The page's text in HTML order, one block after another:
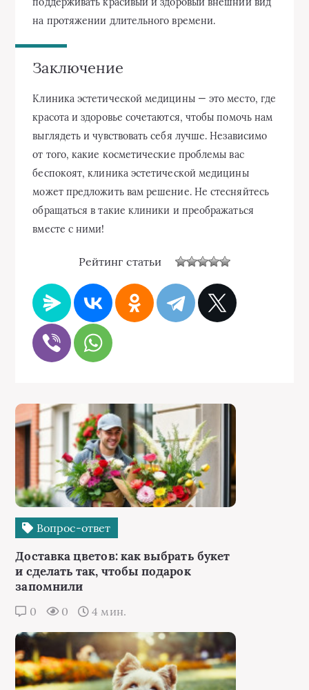
на протяжении длительного времени.
Заключение
Клиника эстетической медицины — это место, где
красота и здоровье сочетаются, чтобы помочь нам
выглядеть и чувствовать себя лучше. Независимо
от того, какие косметические проблемы вас
беспокоят, клиника эстетической медицины
может предложить вам решение. Не стесняйтесь
обращаться в такие клиники и преображаться
вместе с ними!
Рейтинг статьи
Вопрос-ответ
Доставка цветов: как выбрать букет
и сделать так, чтобы подарок
запомнили
0 0 4 мин.